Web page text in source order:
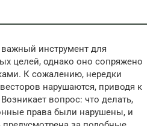
инструмент для
целей, однако оно сопряжено
К сожалению, нередки
нарушаются, приводя к
вопрос: что делать,
права были нарушены, и